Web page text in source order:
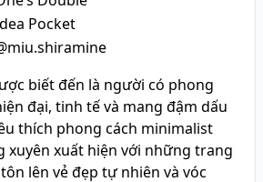
Pocket
biết đến là người có phong
đại, tinh tế và mang đậm dấu
thích phong cách minimalist
xuyên xuất hiện với những trang
lên vẻ đẹp tự nhiên và vóc